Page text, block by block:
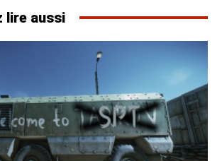
lire aussi